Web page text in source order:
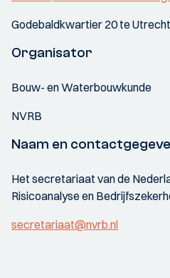
Godebaldkwartier 20 te Utrecht
Organisator
Bouw- en Waterbouwkunde
NVRB
Naam en
Het secretariaat van de
Risicoanalyse en
secretariaat@nvrb.nl